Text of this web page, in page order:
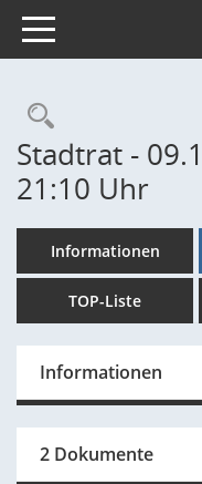
Toggle navigation
Stadtrat -
21:10 Uhr
Informationen
TOP-Liste
Informationen
2 Dokumente